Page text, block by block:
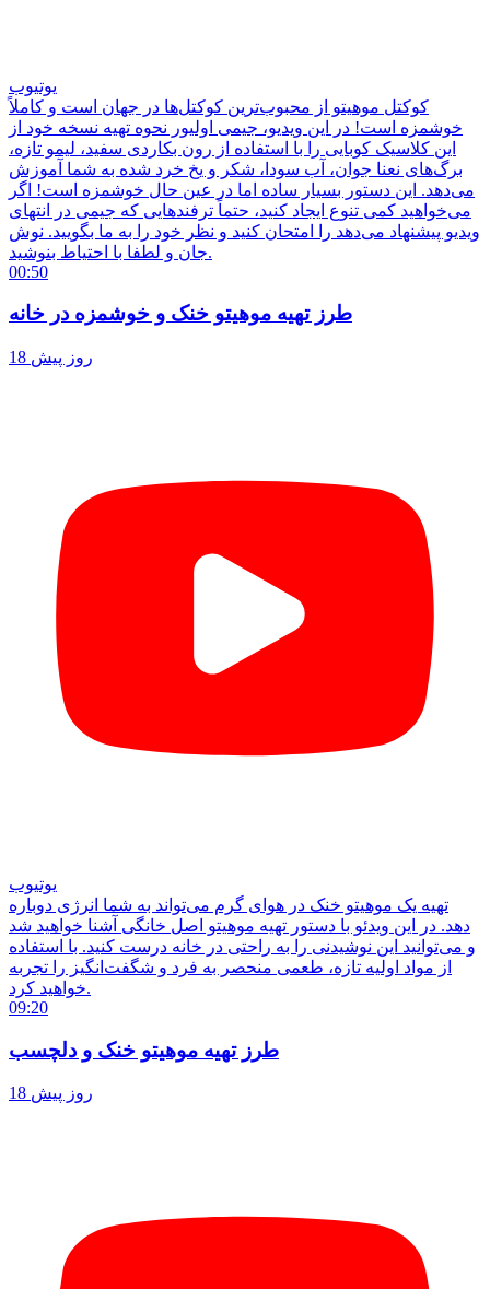
یوتیوب
کوکتل موهیتو از محبوب‌ترین کوکتل‌ها در جهان است و کاملاً
خوشمزه است! در این ویدیو، جیمی اولیور نحوه تهیه نسخه خود از
این کلاسیک کوبایی را با استفاده از رون بکاردی سفید، لیمو تازه،
برگ‌های نعنا جوان، آب سودا، شکر و یخ خرد شده به شما آموزش
می‌دهد. این دستور بسیار ساده اما در عین حال خوشمزه است! اگر
می‌خواهید کمی تنوع ایجاد کنید، حتماً ترفندهایی که جیمی در انتهای
ویدیو پیشنهاد می‌دهد را امتحان کنید و نظر خود را به ما بگویید. نوش
جان و لطفا با احتیاط بنوشید.
00:50
طرز تهیه موهیتو خنک و خوشمزه در خانه
18 روز پیش
یوتیوب
تهیه یک موهیتو خنک در هوای گرم می‌تواند به شما انرژی دوباره
دهد. در این ویدئو با دستور تهیه موهیتو اصل خانگی آشنا خواهید شد
و می‌توانید این نوشیدنی را به راحتی در خانه درست کنید. با استفاده
از مواد اولیه تازه، طعمی منحصر به فرد و شگفت‌انگیز را تجربه
خواهید کرد.
09:20
طرز تهیه موهیتو خنک و دلچسب
18 روز پیش